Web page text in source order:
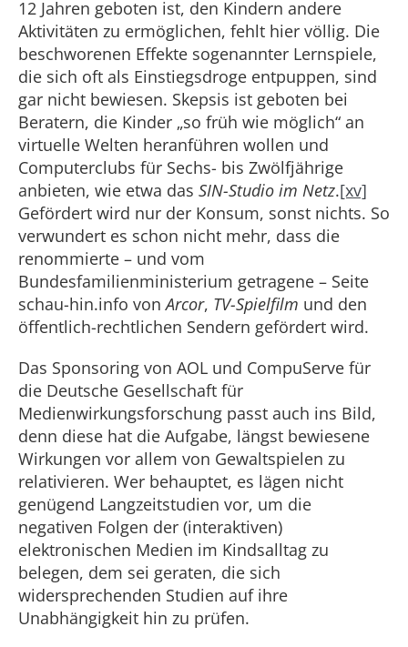
12 Jahren geboten ist, den Kindern andere
Aktivitäten zu ermöglichen, fehlt hier völlig. Die
beschworenen Effekte sogenannter Lernspiele,
die sich oft als Einstiegsdroge entpuppen, sind
gar nicht bewiesen. Skepsis ist geboten bei
Beratern, die Kinder „so früh wie möglich“ an
virtuelle Welten heranführen wollen und
Computerclubs für Sechs- bis Zwölfjährige
anbieten, wie etwa das SIN-Studio im Netz.[xv]
Gefördert wird nur der Konsum, sonst nichts. So
verwundert es schon nicht mehr, dass die
renommierte – und vom
Bundesfamilienministerium getragene – Seite
schau-hin.info vonArcor, TV-Spielfilm und den
öffentlich-rechtlichen Sendern gefördert wird.
Das Sponsoring von AOL und CompuServe für
die Deutsche Gesellschaft für
Medienwirkungsforschung passt auch ins Bild,
denn diese hat die Aufgabe, längst bewiesene
Wirkungen vor allem von Gewaltspielen zu
relativieren. Wer behauptet, es lägen nicht
genügend Langzeitstudien vor, um die
negativen Folgen der (interaktiven)
elektronischen Medien im Kindsalltag zu
belegen, dem sei geraten, die sich
widersprechenden Studien auf ihre
Unabhängigkeit hin zu prüfen.